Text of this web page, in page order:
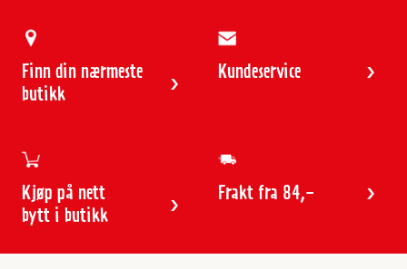
Finn din nærmeste
butikk
Kundeservice
Kjøp på nett
bytt i butikk
Frakt fra 84,-